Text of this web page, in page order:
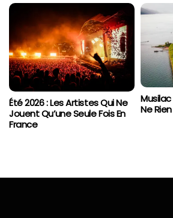
Été 2026 : Les Artistes Qui Ne
Jouent Qu’une Seule Fois En
France
Musilac
Ne